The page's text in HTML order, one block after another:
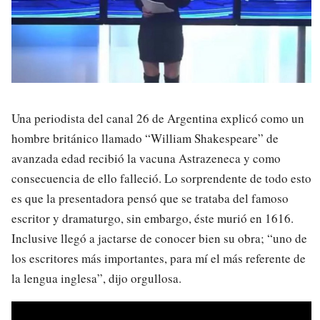
Una periodista del canal 26 de Argentina explicó como un
hombre británico llamado “William Shakespeare” de
avanzada edad recibió la vacuna Astrazeneca y como
consecuencia de ello falleció. Lo sorprendente de todo esto
es que la presentadora pensó que se trataba del famoso
escritor y dramaturgo, sin embargo, éste murió en 1616.
Inclusive llegó a jactarse de conocer bien su obra; “uno de
los escritores más importantes, para mí el más referente de
la lengua inglesa”, dijo orgullosa.